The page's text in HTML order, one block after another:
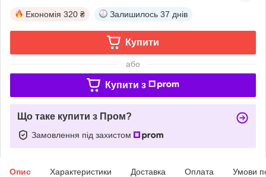
Економія 320 ₴ Залишилось 37 днів
Купити
або
Купити з
Що таке купити з Пром?
Замовлення під захистом
Опис Характеристики Доставка Оплата Умови